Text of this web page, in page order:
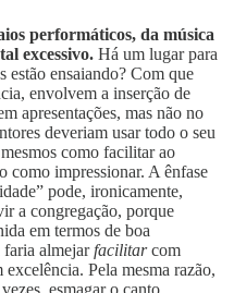
performáticos, da música
excessivo. Há um lugar para
estão ensaiando? Com que
envolvem a inserção de
apresentações, mas não no
deveriam usar todo o seu
como facilitar ao
como impressionar. A ênfase
pode, ironicamente,
a congregação, porque
em termos de boa
faria almejarfacilitarcom
excelência. Pela mesma razão,
esmagar o canto